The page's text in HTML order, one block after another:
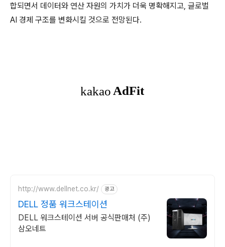
합되면서 데이터와 연산 자원의 가치가 더욱 명확해지고, 글로벌
AI 경제 구조를 변화시킬 것으로 전망된다.
http://www.dellnet.co.kr/ 광고
DELL 정품 워크스테이션
DELL 워크스테이션 서버 공식판매처 (주)
삼오네트